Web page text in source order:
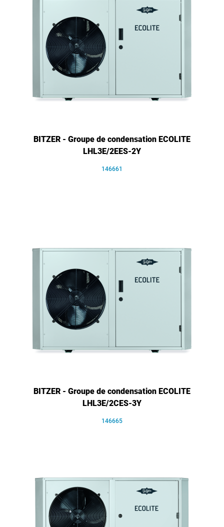
BITZER - Groupe de condensation ECOLITE
LHL3E/2EES-2Y
146661
BITZER - Groupe de condensation ECOLITE
LHL3E/2CES-3Y
146665